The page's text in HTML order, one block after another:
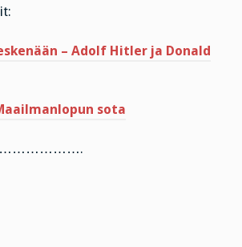
– Adolf Hitler ja Donald
sota